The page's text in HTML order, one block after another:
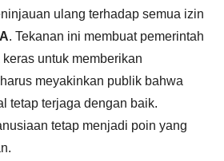
ulang terhadap semua izin
. Tekanan ini membuat pemerintah
untuk memberikan
meyakinkan publik bahwa
tetap terjaga dengan baik.
tetap menjadi poin yang